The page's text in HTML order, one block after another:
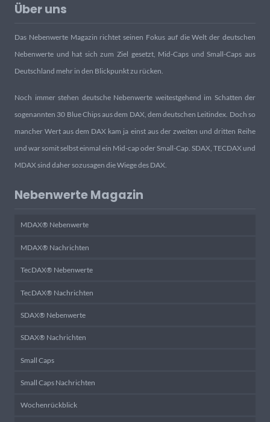
Über uns
Das Nebenwerte Magazin richtet seinen Fokus auf die Welt der deutschen
Nebenwerte und hat sich zum Ziel gesetzt, Mid-Caps und Small-Caps aus
Deutschland mehr in den Blickpunkt zu rücken.
Noch immer stehen deutsche Nebenwerte weitestgehend im Schatten der
sogenannten 30 Blue Chips aus dem DAX, dem deutschen Leitindex. Doch so
mancher Wert aus dem DAX kam ja einst aus der zweiten und dritten Reihe
und war somit selbst einmal ein Mid-cap oder Small-Cap. SDAX, TECDAX und
MDAX sind daher sozusagen die Wiege des DAX.
Nebenwerte Magazin
MDAX® Nebenwerte
MDAX® Nachrichten
TecDAX® Nebenwerte
TecDAX® Nachrichten
SDAX® Nebenwerte
SDAX® Nachrichten
Small Caps
Small Caps Nachrichten
Wochenrückblick